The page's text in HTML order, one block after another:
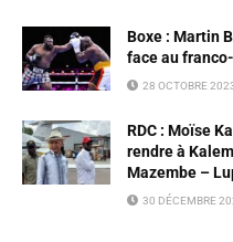
Boxe : Martin
face au
28 OCTOBRE
RDC : Moïse
rendre à
Mazembe –
30 DÉCEMBRE